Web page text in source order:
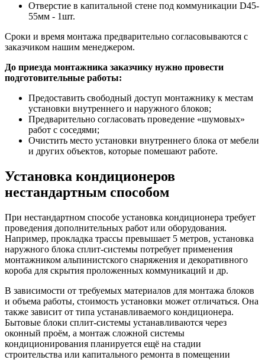
Отверстие в капитальной стене под коммуникации D45-
55мм - 1шт.
Сроки и время монтажа предварительно согласовываются с
заказчиком нашим менеджером.
До приезда монтажника заказчику нужно провести
подготовительные работы:
Предоставить свободный доступ монтажнику к местам
установки внутреннего и наружного блоков;
Предварительно согласовать проведение «шумовых»
работ с соседями;
Очистить место установки внутреннего блока от мебели
и других объектов, которые помешают работе.
Установка кондиционеров
нестандартным способом
При нестандартном способе установка кондиционера требует
проведения дополнительных работ или оборудования.
Например, прокладка трассы превышает 5 метров, установка
наружного блока сплит-системы потребует применения
монтажником альпинистского снаряжения и декоративного
короба для скрытия проложенных коммуникаций и др.
В зависимости от требуемых материалов для монтажа блоков
и объема работы, стоимость установки может отличаться. Она
также зависит от типа устанавливаемого кондиционера.
Бытовые блоки сплит-системы устанавливаются через
оконный проём, а монтаж сложной системы
кондиционирования планируется ещё на стадии
строительства или капитального ремонта в помещении